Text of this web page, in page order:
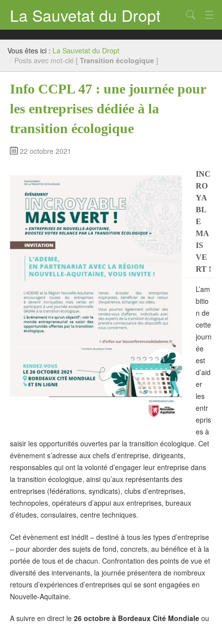
La Sauvetat du Dropt
Accueil
Mairie
Contact
Chercher
Vous êtes ici : La Sauvetat du Dropt
/ Posts avec mot-clé [ Transition écologique ]
Info CCPL 47 : une journée pour
les entreprises dédiée à la
transition écologique
22 octobre 2021
INC
RO
YA
BL
E
MA
IS
VE
RT !
L’am
bitio
n de
cette
journ
ée
est
d’aid
er
les
entr
epris
es à
saisir les opportunités ouvertes par la transition écologique. Cet
évènement s’adresse aux chefs d’entreprise, dirigeants,
responsables qui ont la volonté d’engager leur entreprise dans
la transition écologique, ainsi qu’aux représentants des
entreprises (fédérations, syndicats), clubs d’entreprises,
technopoles, opérateurs d’appui aux entreprises, bureaux
d’études, consulaires, centre techniques.
Cet évènement est inédit – destiné à tous les types d’entreprise
– pour aborder des sujets de fond, concrets, au bénéfice et à la
portée de tous et de chacun. Confrontation des points de vue et
diversité des intervenants, la journée présentera de nombreux
retours d’expériences d’entreprises qui se sont engagées en
Nouvelle-Aquitaine.
A suivre en direct le 26 octobre à Bordeaux Cité Mondiale ou